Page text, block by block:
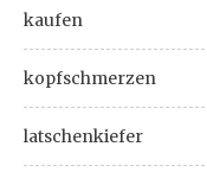
kaufen
kopfschmerzen
latschenkiefer